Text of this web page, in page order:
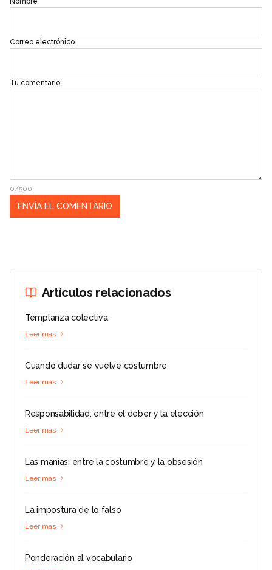
Correo electrónico
Tu comentario
0/500
Artículos relacionados
Templanza colectiva
Leer más
Cuando dudar se vuelve costumbre
Leer más
Responsabilidad: entre el deber y la elección
Leer más
Las manías: entre la costumbre y la obsesión
Leer más
La impostura de lo falso
Leer más
Ponderación al vocabulario